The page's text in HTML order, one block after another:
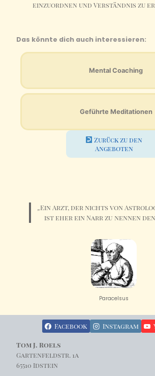
einzuordnen und Verständnis zu
Das könnte dich auch interessieren:
Mental Coaching
Geführte Meditationen
Zurück zu den
Angeboten
„Ein Arzt, der nichts von
ist eher ein Narr zu nennen
Paracelsus
Facebook Instagram
Tom J. Roels
Gartenfeldstr. 1a
65510 Idstein